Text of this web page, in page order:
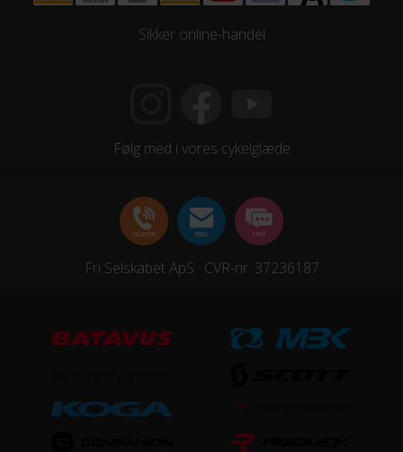
Shimano CS-M4100-10 / 11-42T
Shimano SL-M4100, R-fire plus / 2 way release
HJUL & DÆK
Kenda Booster, 2.4" / 30TPI
Syncros X-20 Disc, 32H / black
Sikker online-handel
Følg med i vores cykelglæde
Fri Selskabet ApS · CVR-nr. 37236187